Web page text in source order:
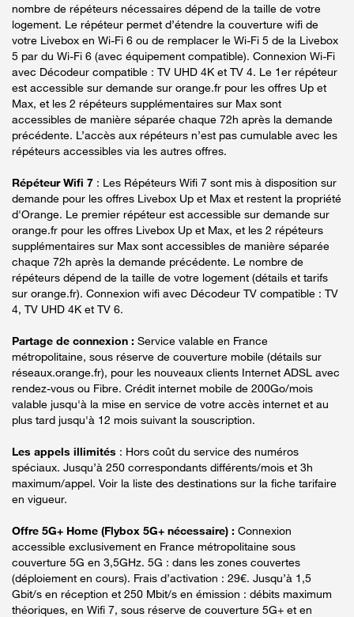
nombre de répéteurs nécessaires dépend de la taille de votre
logement. Le répéteur permet d’étendre la couverture wifi de
votre Livebox en Wi-Fi 6 ou de remplacer le Wi-Fi 5 de la Livebox
5 par du Wi-Fi 6 (avec équipement compatible). Connexion Wi-Fi
avec Décodeur compatible : TV UHD 4K et TV 4. Le 1er répéteur
est accessible sur demande sur orange.fr pour les offres Up et
Max, et les 2 répéteurs supplémentaires sur Max sont
accessibles de manière séparée chaque 72h après la demande
précédente. L’accès aux répéteurs n’est pas cumulable avec les
répéteurs accessibles via les autres offres.
Répéteur Wifi 7 : Les Répéteurs Wifi 7 sont mis à disposition sur
demande pour les offres Livebox Up et Max et restent la propriété
d'Orange. Le premier répéteur est accessible sur demande sur
orange.fr pour les offres Livebox Up et Max, et les 2 répéteurs
supplémentaires sur Max sont accessibles de manière séparée
chaque 72h après la demande précédente. Le nombre de
répéteurs dépend de la taille de votre logement (détails et tarifs
sur orange.fr). Connexion wifi avec Décodeur TV compatible : TV
4, TV UHD 4K et TV 6.
Partage de connexion : Service valable en France
métropolitaine, sous réserve de couverture mobile (détails sur
réseaux.orange.fr), pour les nouveaux clients Internet ADSL avec
rendez-vous ou Fibre. Crédit internet mobile de 200Go/mois
valable jusqu'à la mise en service de votre accès internet et au
plus tard jusqu'à 12 mois suivant la souscription.
Les appels illimités : Hors coût du service des numéros
spéciaux. Jusqu’à 250 correspondants différents/mois et 3h
maximum/appel. Voir la liste des destinations sur la fiche tarifaire
en vigueur.
Offre 5G+ Home (Flybox 5G+ nécessaire) : Connexion
accessible exclusivement en France métropolitaine sous
couverture 5G en 3,5GHz. 5G : dans les zones couvertes
(déploiement en cours). Frais d’activation : 29€. Jusqu’à 1,5
Gbit/s en réception et 250 Mbit/s en émission : débits maximum
théoriques, en Wifi 7, sous réserve de couverture 5G+ et en